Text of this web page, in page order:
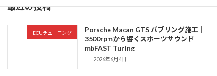
最近の投稿
ECUチューニング
Porsche Macan GTS バブリング施工｜
3500rpmから響くスポーツサウンド｜
mbFAST Tuning
2026年6月4日